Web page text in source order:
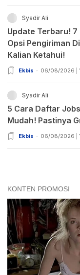
Syadir Ali
Update Terbaru!
Opsi Pengiriman
Kalian Ketahui!
Ekbis 06/08/2026 |
Syadir Ali
5 Cara Daftar
Mudah! Pastinya
Ekbis 06/08/2026 |